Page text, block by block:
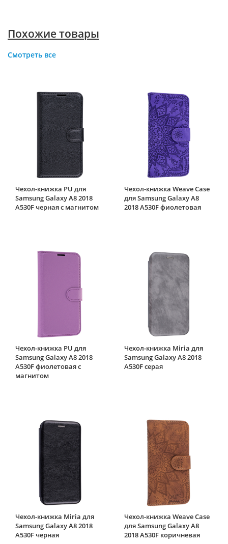
Похожие товары
Смотреть все
Чехол-книжка PU для
Samsung Galaxy A8 2018
A530F черная с магнитом
Чехол-книжка Weave Case
для Samsung Galaxy A8
2018 A530F фиолетовая
Чехол-книжка PU для
Samsung Galaxy A8 2018
A530F фиолетовая с
магнитом
Чехол-книжка Miria для
Samsung Galaxy A8 2018
A530F серая
Чехол-книжка Miria для
Samsung Galaxy A8 2018
A530F черная
Чехол-книжка Weave Case
для Samsung Galaxy A8
2018 A530F коричневая